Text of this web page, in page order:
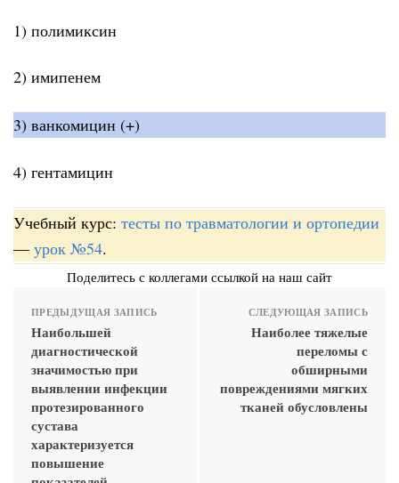
1) полимиксин
2) имипенем
3) ванкомицин (+)
4) гентамицин
Учебный курс: тесты по травматологии и ортопедии
— урок №54.
Поделитесь с коллегами ссылкой на наш сайт
ПРЕДЫДУЩАЯ ЗАПИСЬ
Наибольшей
диагностической
значимостью при
выявлении инфекции
протезированного
сустава
характеризуется
повышение
СЛЕДУЮЩАЯ ЗАПИСЬ
Наиболее тяжелые
переломы с
обширными
повреждениями мягких
тканей обусловлены